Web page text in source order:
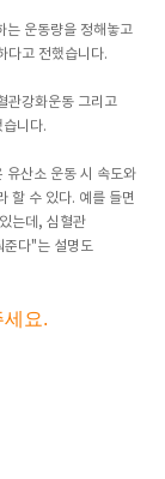
는 운동량을 정해놓고
다고 전했습니다.
관강화운동 그리고
니다.
산소 운동 시 속도와
할 수 있다. 예를 들면
는데, 심혈관
준다"는 설명도
요.